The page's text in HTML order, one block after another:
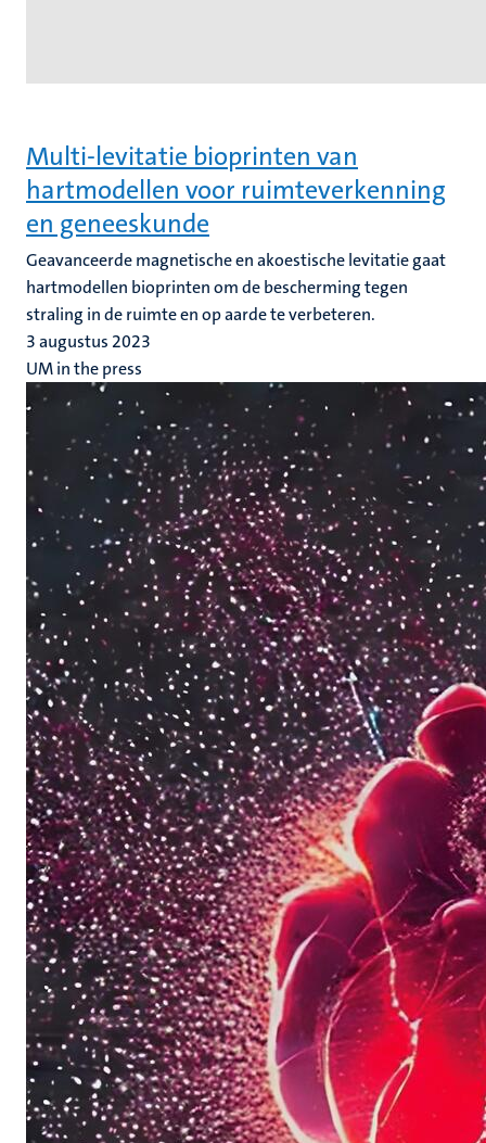
Multi-levitatie bioprinten van
hartmodellen voor ruimteverkenning
en geneeskunde
Geavanceerde magnetische en akoestische levitatie gaat
hartmodellen bioprinten om de bescherming tegen
straling in de ruimte en op aarde te verbeteren.
3 augustus 2023
UM in the press